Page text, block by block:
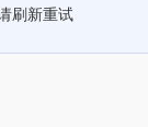
刷新重试